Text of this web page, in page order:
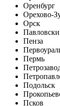
Оренбург
Орехово-
Орск
Пенза
Пермь
Подольск
Псков